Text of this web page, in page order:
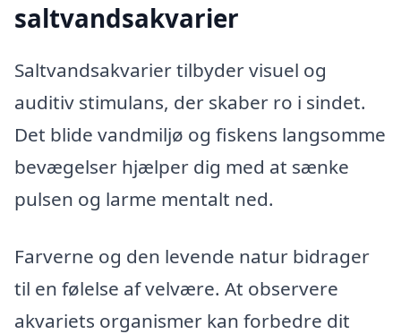
saltvandsakvarier
Saltvandsakvarier tilbyder visuel og
auditiv stimulans, der skaber ro i sindet.
Det blide vandmiljø og fiskens langsomme
bevægelser hjælper dig med at sænke
pulsen og larme mentalt ned.
Farverne og den levende natur bidrager
til en følelse af velvære. At observere
akvariets organismer kan forbedre dit